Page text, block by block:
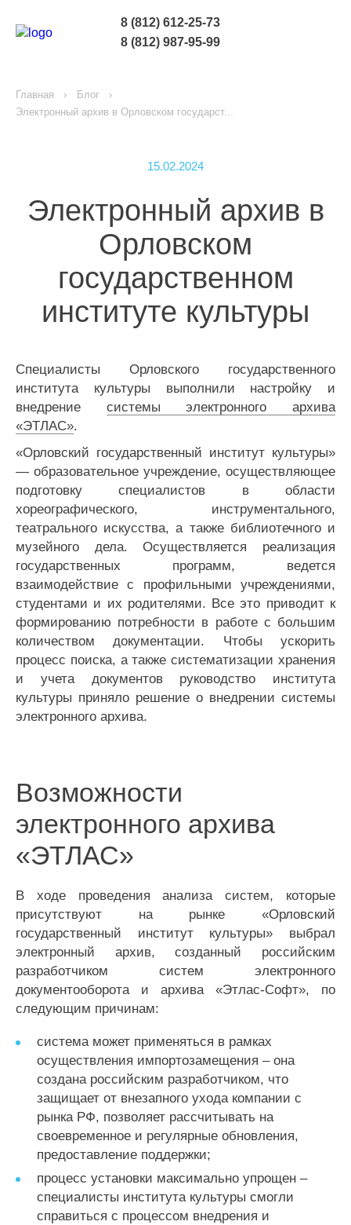
8 (812) 612-25-73
8 (812) 987-95-99
Главная
Блог
Электронный архив в Орловском государст...
15.02.2024
Электронный архив в
Орловском
государственном
институте культуры
Специалисты Орловского государственного
института культуры выполнили настройку и
внедрение системы электронного архива
«ЭТЛАС».
«Орловский государственный институт культуры»
— образовательное учреждение, осуществляющее
подготовку специалистов в области
хореографического, инструментального,
театрального искусства, а также библиотечного и
музейного дела. Осуществляется реализация
государственных программ, ведется
взаимодействие с профильными учреждениями,
студентами и их родителями. Все это приводит к
формированию потребности в работе с большим
количеством документации. Чтобы ускорить
процесс поиска, а также систематизации хранения
и учета документов руководство института
культуры приняло решение о внедрении системы
электронного архива.
Возможности
электронного архива
«ЭТЛАС»
В ходе проведения анализа систем, которые
присутствуют на рынке «Орловский
государственный институт культуры» выбрал
электронный архив, созданный российским
разработчиком систем электронного
документооборота и архива «Этлас-Софт», по
следующим причинам:
система может применяться в рамках
осуществления импортозамещения – она
создана российским разработчиком, что
защищает от внезапного ухода компании с
рынка РФ, позволяет рассчитывать на
своевременное и регулярные обновления,
предоставление поддержки;
процесс установки максимально упрощен –
специалисты института культуры смогли
справиться с процессом внедрения и